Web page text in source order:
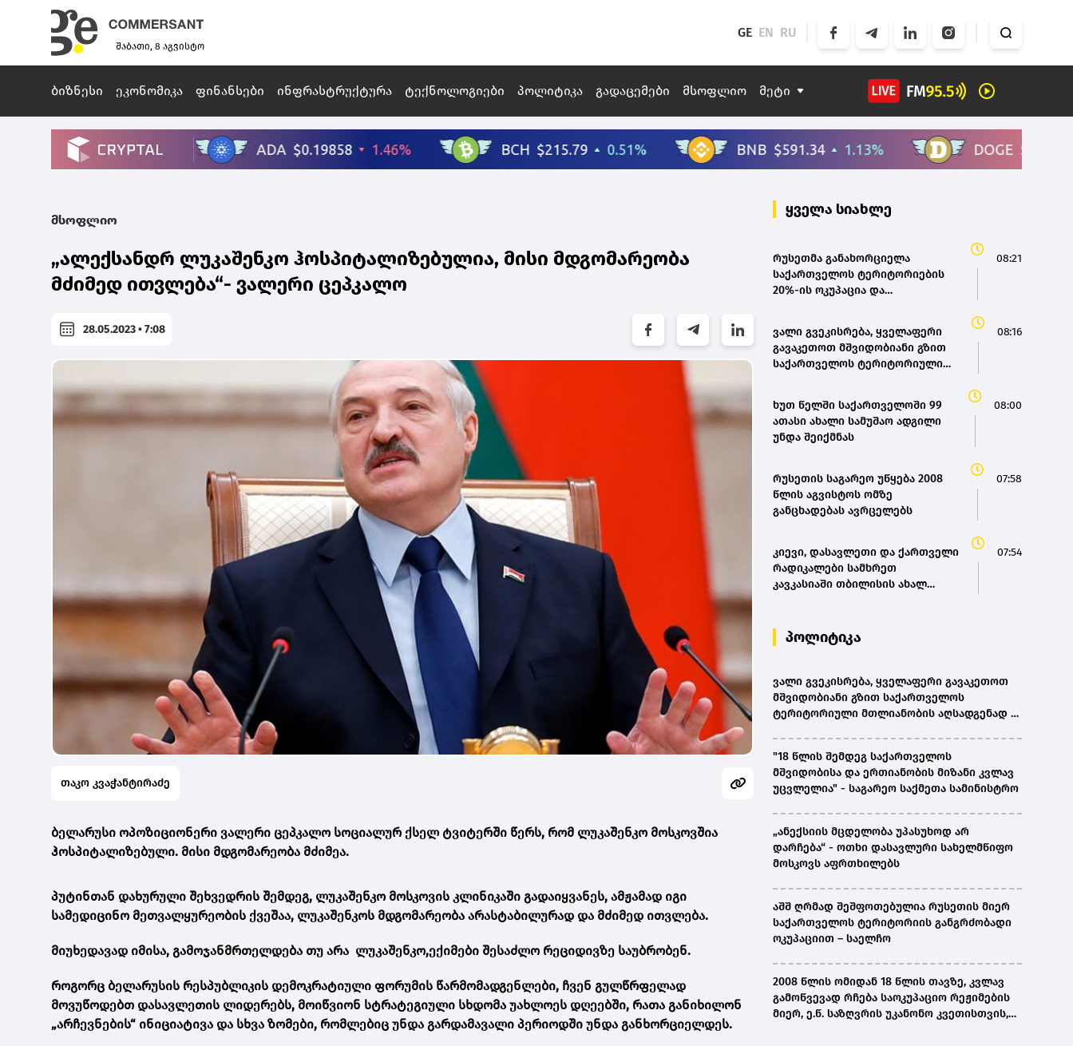
შაბათი, 8 აგვისტო
GE EN RU
ბიზნესი ეკონომიკა ფინანსები ინფრასტრუქტურა ტექნოლოგიები პოლიტიკა გადაცემები მსოფლიო მეტი
მსოფლიო
„ალექსანდრ ლუკაშენკო ჰოსპიტალიზებულია, მისი მდგომარეობა
მძიმედ ითვლება“- ვალერი ცეპკალო
28.05.2023 • 7:08
თაკო კვაჭანტირაძე
ბელარუსი ოპოზიციონერი ვალერი ცეპკალო სოციალურ ქსელ ტვიტერში წერს, რომ ლუკაშენკო მოსკოვშია
ჰოსპიტალიზებული. მისი მდგომარეობა მძიმეა.
პუტინთან დახურული შეხვედრის შემდეგ, ლუკაშენკო მოსკოვის კლინიკაში გადაიყვანეს, ამჟამად იგი
სამედიცინო მეთვალყურეობის ქვეშაა, ლუკაშენკოს მდგომარეობა არასტაბილურად და მძიმედ ითვლება.
მიუხედავად იმისა, გამოჯანმრთელდება თუ არა ლუკაშენკო,ექიმები შესაძლო რეციდივზე საუბრობენ.
როგორც ბელარუსის რესპუბლიკის დემოკრატიული ფორუმის წარმომადგენლები, ჩვენ გულწრფელად
მოვუწოდებთ დასავლეთის ლიდერებს, მოიწვიონ სტრატეგიული სხდომა უახლოეს დღეებში, რათა განიხილონ
„არჩევნების“ ინიციატივა და სხვა ზომები, რომლებიც უნდა გარდამავალი პერიოდში უნდა განხორციელდეს.
ყველა სიახლე
რუსეთმა განახორციელა
საქართველოს ტერიტორიების
20%-ის ოკუპაცია და
ვერანაირად ვერ გადაფარავს ამ
დანაშაულს, ეს იყო დანაშაული
ჩვენი სახელმწიფოს წინაშე -
08:21
ვალი გვეკისრება, ყველაფერი
გავაკეთოთ მშვიდობიანი გზით
საქართველოს ტერიტორიული
08:16
ხუთ წელში საქართველოში 99
ათასი ახალი სამუშაო ადგილი
უნდა შეიქმნას
08:00
რუსეთის საგარეო უწყება 2008
წლის აგვისტოს ომზე
განცხადებას ავრცელებს
07:58
კიევი, დასავლეთი და ქართველი
რადიკალები სამხრეთ
კავკასიაში თბილისის ახალ
საგარეო
07:54
პოლიტიკა
ვალი გვეკისრება, ყველაფერი გავაკეთოთ
მშვიდობიანი გზით საქართველოს
ტერიტორიული მთლიანობის აღსადგენად -
"18 წლის შემდეგ საქართველოს
მშვიდობისა და ერთიანობის მიზანი კვლავ
უცვლელია" - საგარეო საქმეთა სამინისტრო
„ანექსიის მცდელობა უპასუხოდ არ
დარჩება“ - ოთხი დასავლური სახელმწიფო
მოსკოვს აფრთხილებს
აშშ ღრმად შეშფოთებულია რუსეთის მიერ
საქართველოს ტერიტორიის განგრძობადი
ოკუპაციით – საელჩო
2008 წლის ომიდან 18 წლის თავზე, კვლავ
გამოწვევად რჩება საოკუპაციო რეჟიმების
მიერ, ე.წ. საზღვრის უკანონო კვეთისთვის,